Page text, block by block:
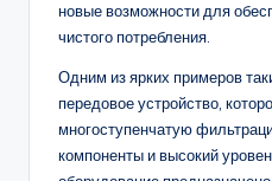
новые возможности для
чистого потребления.
Одним из ярких примеров
передовое устройство,
многоступенчатую
компоненты и высокий